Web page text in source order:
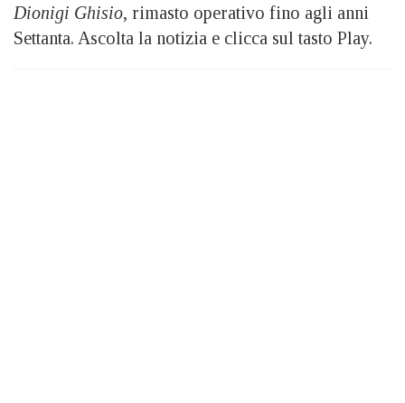
Dionigi Ghisio, rimasto operativo fino agli anni
Settanta. Ascolta la notizia e clicca sul tasto Play.